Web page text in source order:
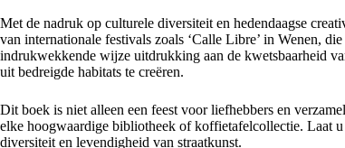
Met de nadruk op culturele diversiteit en hedendaagse
van internationale festivals zoals ‘Calle Libre’ in Wenen,
indrukwekkende wijze uitdrukking aan de kwetsbaarheid
uit bedreigde habitats te creëren.
Dit boek is niet alleen een feest voor liefhebbers en
elke hoogwaardige bibliotheek of koffietafelcollectie. Laat
diversiteit en levendigheid van straatkunst.